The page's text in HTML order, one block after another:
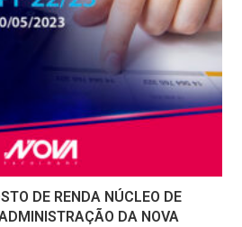
DE RENDA NÚCLEO DE
DA NOVA